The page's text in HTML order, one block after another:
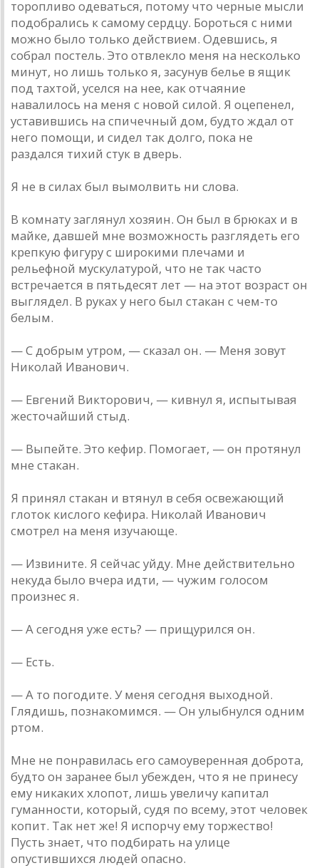
торопливо одеваться, потому что черные мысли
подобрались к самому сердцу. Бороться с ними
можно было только действием. Одевшись, я
собрал постель. Это отвлекло меня на несколько
минут, но лишь только я, засунув белье в ящик
под тахтой, уселся на нее, как отчаяние
навалилось на меня с новой силой. Я оцепенел,
уставившись на спичечный дом, будто ждал от
него помощи, и сидел так долго, пока не
раздался тихий стук в дверь.
Я не в силах был вымолвить ни слова.
В комнату заглянул хозяин. Он был в брюках и в
майке, давшей мне возможность разглядеть его
крепкую фигуру с широкими плечами и
рельефной мускулатурой, что не так часто
встречается в пятьдесят лет — на этот возраст он
выглядел. В руках у него был стакан с чем-то
белым.
— С добрым утром, — сказал он. — Меня зовут
Николай Иванович.
— Евгений Викторович, — кивнул я, испытывая
жесточайший стыд.
— Выпейте. Это кефир. Помогает, — он протянул
мне стакан.
Я принял стакан и втянул в себя освежающий
глоток кислого кефира. Николай Иванович
смотрел на меня изучающе.
— Извините. Я сейчас уйду. Мне действительно
некуда было вчера идти, — чужим голосом
произнес я.
— А сегодня уже есть? — прищурился он.
— Есть.
— А то погодите. У меня сегодня выходной.
Глядишь, познакомимся. — Он улыбнулся одним
ртом.
Мне не понравилась его самоуверенная доброта,
будто он заранее был убежден, что я не принесу
ему никаких хлопот, лишь увеличу капитал
гуманности, который, судя по всему, этот человек
копит. Так нет же! Я испорчу ему торжество!
Пусть знает, что подбирать на улице
опустившихся людей опасно.